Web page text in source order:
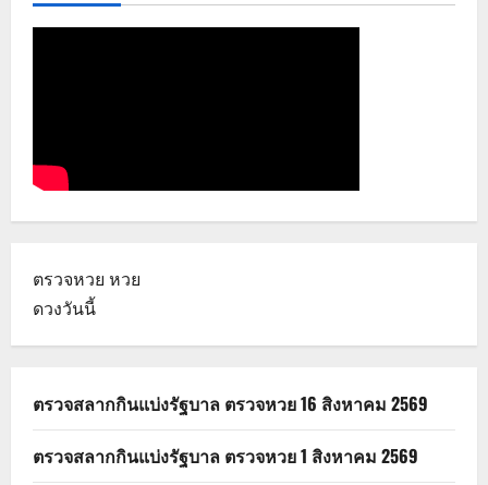
ตรวจหวย หวย
ดวงวันนี้
ตรวจสลากกินแบ่งรัฐบาล ตรวจหวย 16 สิงหาคม 2569
ตรวจสลากกินแบ่งรัฐบาล ตรวจหวย 1 สิงหาคม 2569